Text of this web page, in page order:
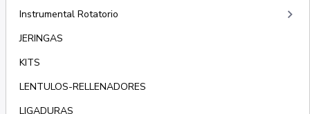
Instrumental Rotatorio keyboard_arrow_right
JERINGAS
KITS
LENTULOS-RELLENADORES
LIGADURAS